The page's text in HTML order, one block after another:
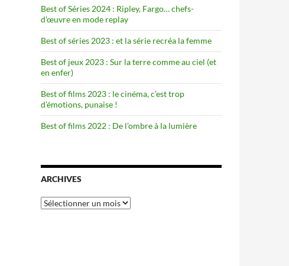
Best of Séries 2024 : Ripley, Fargo… chefs-
d’œuvre en mode replay
Best of séries 2023 : et la série recréa la femme
Best of jeux 2023 : Sur la terre comme au ciel (et
en enfer)
Best of films 2023 : le cinéma, c’est trop
d’émotions, punaise !
Best of films 2022 : De l’ombre à la lumière
ARCHIVES
Archives